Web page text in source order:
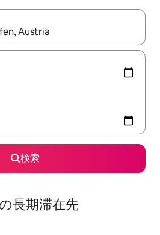
、上下の矢印キーを使って移動するか
検索
長期滞在先